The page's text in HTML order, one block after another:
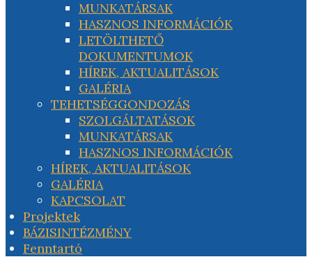
MUNKATÁRSAK
HASZNOS INFORMÁCIÓK
LETÖLTHETŐ
DOKUMENTUMOK
HÍREK, AKTUALITÁSOK
GALÉRIA
TEHETSÉGGONDOZÁS
SZOLGÁLTATÁSOK
MUNKATÁRSAK
HASZNOS INFORMÁCIÓK
HÍREK, AKTUALITÁSOK
GALÉRIA
KAPCSOLAT
Projektek
BÁZISINTÉZMÉNY
Fenntartó